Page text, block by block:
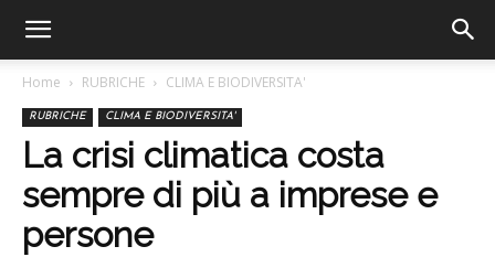
Home RUBRICHE CLIMA E BIODIVERSITA'
RUBRICHE CLIMA E BIODIVERSITA'
La crisi climatica costa
sempre di più a imprese e
persone